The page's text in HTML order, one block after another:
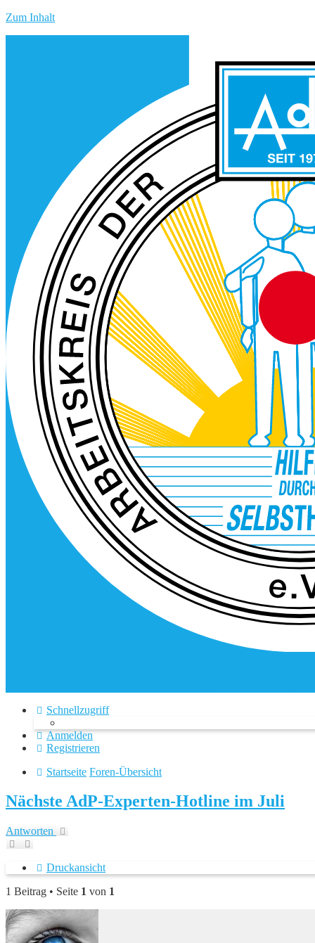
Zum Inhalt
Schnellzugriff
Anmelden
Registrieren
Startseite Foren-Übersicht
Nächste AdP-Experten-Hotline im Juli
Antworten
Druckansicht
1 Beitrag • Seite 1 von 1